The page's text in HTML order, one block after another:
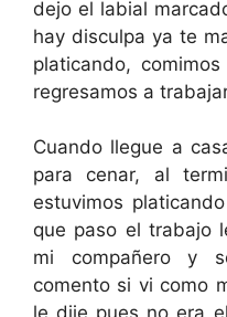
dejo el labial
hay disculpa ya te
platicando,
regresamos a
Cuando llegue a
para cenar, al
estuvimos
que paso el trabajo
mi compañero y
comento si vi como
le dije pues no era